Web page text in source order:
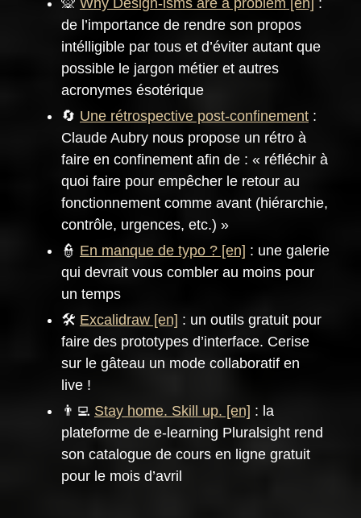
🙊 Why Design-isms are a problem
:
de l’importance de rendre son propos
intélligible par tous et d’éviter autant que
possible le jargon métier et autres
acronymes ésotérique
🔄 Une rétrospective post-confinement :
Claude Aubry nous propose un rétro à
faire en confinement afin de : « réfléchir à
quoi faire pour empêcher le retour au
fonctionnement comme avant (hiérarchie,
contrôle, urgences, etc.) »
👮 En manque de typo ?
: une galerie
qui devrait vous combler au moins pour
un temps
🛠️ Excalidraw
: un outils gratuit pour
faire des prototypes d’interface. Cerise
sur le gâteau un mode collaboratif en
live !
👨‍💻 Stay home. Skill up.
: la
plateforme de e-learning Pluralsight rend
son catalogue de cours en ligne gratuit
pour le mois d’avril